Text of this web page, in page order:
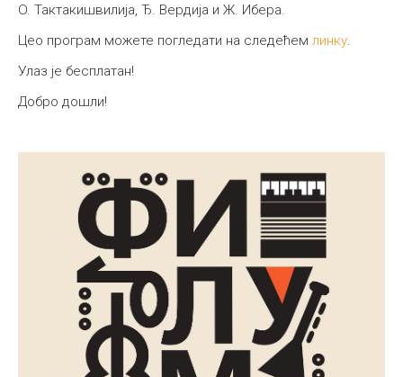
O. Тактакишвилиja, Ђ. Вердија и Ж. Ибера.
Цео програм можете погледати на следећем линку.
Улаз је бесплатан!
Добро дошли!